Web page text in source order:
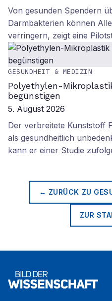
Von gesunden Spendern
Darmbakterien können
verringern, zeigt eine
GESUNDHEIT & MEDIZIN
Polyethylen-
begünstigen
5. August 2026
Der verbreitete Kunststoff
als gesundheitlich
kann er einer Studie
← ZURÜCK ZU
ZUR